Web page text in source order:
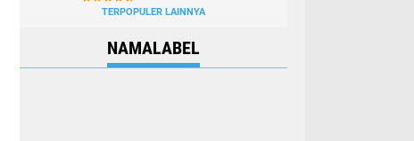
TERPOPULER LAINNYA
NAMALABEL